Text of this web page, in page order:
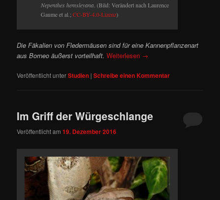
Nepenthes hemsleyana . (Bild: Verändert nach Laurence
Gaume et al.;CC-BY-4.0-Lizenz)
Die Fäkalien von Fledermäusen sind für eine Kannenpflanzenart
aus Borneo äußerst vorteilhaft. Weiterlesen →
Veröffentlicht unterStudien |Schreibe einen Kommentar
Im Griff der Würgeschlange
Veröffentlicht am19. Dezember 2016